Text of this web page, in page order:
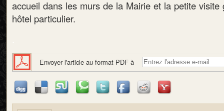
accueil dans les murs de la Mairie et la petite visite
hôtel particulier.
Envoyer l'article au format PDF à